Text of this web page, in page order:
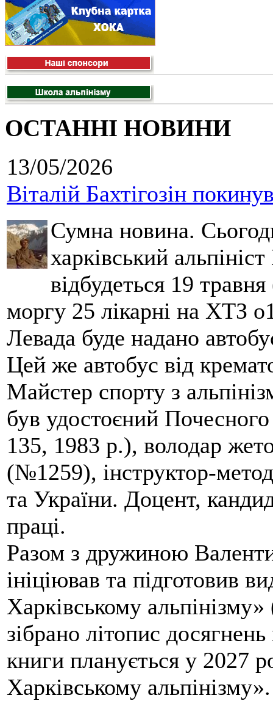
ОСТАННІ НОВИНИ
13/05/2026
Віталій Бахтігозін
Сумна новина.
харківський
відбудеться 19
моргу 25 лікарні на ХТЗ
Левада буде надано
Цей же автобус від
Майстер спорту з
був удостоєний
135, 1983 р.), володар
(№1259), інструктор-
та України. Доцент,
праці.
Разом з дружиною
ініціював та підготовив
Харківському
зібрано літопис
книги планується у 2027
Харківському альпінізму».